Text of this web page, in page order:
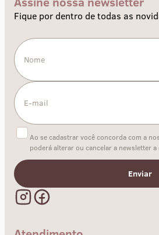
Fique por dentro de todas as
Ao se cadastrar você concorda com a
poderá alterar ou cancelar a newsletter
Enviar